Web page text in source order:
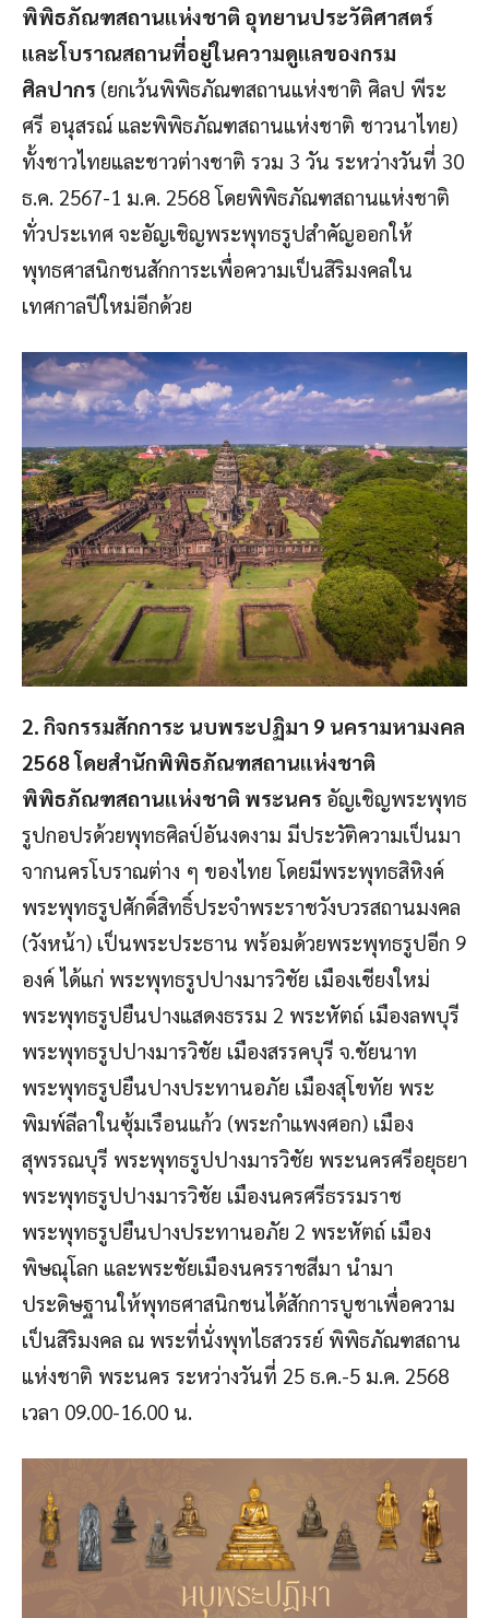
พิพิธภัณฑสถานแห่งชาติ อุทยานประวัติศาสตร์
และโบราณสถานที่อยู่ในความดูแลของกรม
ศิลปากร (ยกเว้นพิพิธภัณฑสถานแห่งชาติ ศิลป พีระ
ศรี อนุสรณ์ และพิพิธภัณฑสถานแห่งชาติ ชาวนาไทย)
ทั้งชาวไทยและชาวต่างชาติ รวม 3 วัน ระหว่างวันที่ 30
ธ.ค. 2567-1 ม.ค. 2568 โดยพิพิธภัณฑสถานแห่งชาติ
ทั่วประเทศ จะอัญเชิญพระพุทธรูปสำคัญออกให้
พุทธศาสนิกชนสักการะเพื่อความเป็นสิริมงคลใน
เทศกาลปีใหม่อีกด้วย
2. กิจกรรมสักการะ นบพระปฏิมา 9 นครามหามงคล
2568 โดยสำนักพิพิธภัณฑสถานแห่งชาติ
พิพิธภัณฑสถานแห่งชาติ พระนคร อัญเชิญพระพุทธ
รูปกอปรด้วยพุทธศิลป์อันงดงาม มีประวัติความเป็นมา
จากนครโบราณต่าง ๆ ของไทย โดยมีพระพุทธสิหิงค์
พระพุทธรูปศักดิ์สิทธิ์ประจำพระราชวังบวรสถานมงคล
(วังหน้า) เป็นพระประธาน พร้อมด้วยพระพุทธรูปอีก 9
องค์ ได้แก่ พระพุทธรูปปางมารวิชัย เมืองเชียงใหม่
พระพุทธรูปยืนปางแสดงธรรม 2 พระหัตถ์ เมืองลพบุรี
พระพุทธรูปปางมารวิชัย เมืองสรรคบุรี จ.ชัยนาท
พระพุทธรูปยืนปางประทานอภัย เมืองสุโขทัย พระ
พิมพ์ลีลาในซุ้มเรือนแก้ว (พระกำแพงศอก) เมือง
สุพรรณบุรี พระพุทธรูปปางมารวิชัย พระนครศรีอยุธยา
พระพุทธรูปปางมารวิชัย เมืองนครศรีธรรมราช
พระพุทธรูปยืนปางประทานอภัย 2 พระหัตถ์ เมือง
พิษณุโลก และพระชัยเมืองนครราชสีมา นำมา
ประดิษฐานให้พุทธศาสนิกชนได้สักการบูชาเพื่อความ
เป็นสิริมงคล ณ พระที่นั่งพุทไธสวรรย์ พิพิธภัณฑสถาน
แห่งชาติ พระนคร ระหว่างวันที่ 25 ธ.ค.-5 ม.ค. 2568
เวลา 09.00-16.00 น.